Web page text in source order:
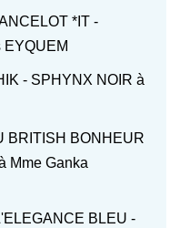
*IT -
- SPHYNX NOIR à
BRITISH BONHEUR
Mme Ganka
BLEU -